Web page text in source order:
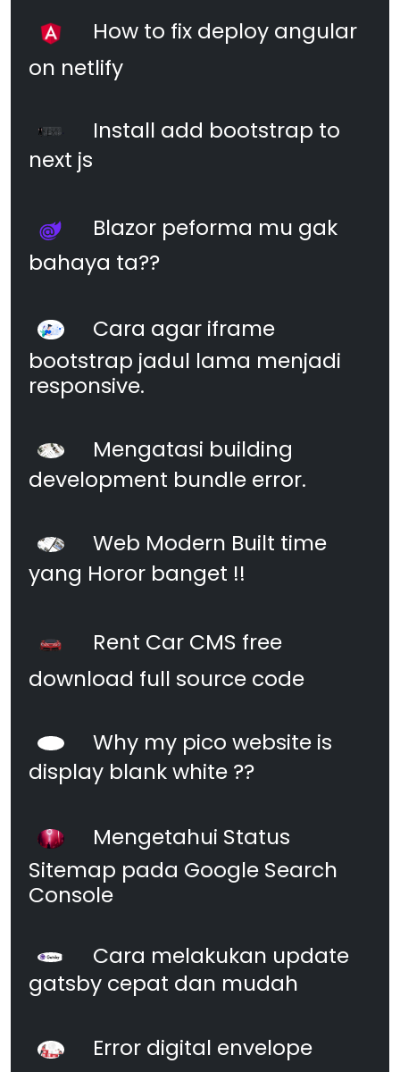
How to fix deploy angular
on netlify
Install add bootstrap to
next js
Blazor peforma mu gak
bahaya ta??
Cara agar iframe
bootstrap jadul lama menjadi
responsive.
Mengatasi building
development bundle error.
Web Modern Built time
yang Horor banget !!
Rent Car CMS free
download full source code
Why my pico website is
display blank white ??
Mengetahui Status
Sitemap pada Google Search
Console
Cara melakukan update
gatsby cepat dan mudah
Error digital envelope